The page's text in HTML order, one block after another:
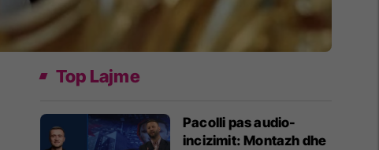
Top Lajme
Pacolli pas audio-
incizimit: Montazh dhe